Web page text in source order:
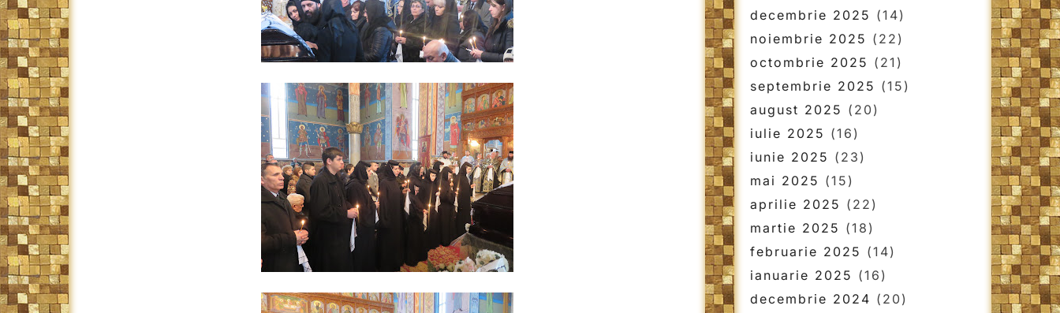
decembrie 2025 (14)
noiembrie 2025 (22)
octombrie 2025 (21)
septembrie 2025 (15)
august 2025 (20)
iulie 2025 (16)
iunie 2025 (23)
mai 2025 (15)
aprilie 2025 (22)
martie 2025 (18)
februarie 2025 (14)
ianuarie 2025 (16)
decembrie 2024 (20)